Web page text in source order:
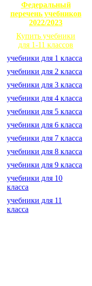
Федеральный
перечень учебников
2022/2023
Купить учебники
для 1-11 классов
учебники для 1 класса
учебники для 2 класса
учебники для 3 класса
учебники для 4 класса
учебники для 5 класса
учебники для 6 класса
учебники для 7 класса
учебники для 8 класса
учебники для 9 класса
учебники для 10
класса
учебники для 11
класса